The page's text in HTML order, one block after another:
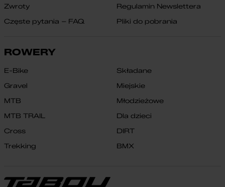
Zwroty
Częste pytania – FAQ
Regulamin Newslettera
Pliki do pobrania
ROWERY
E-Bike
Gravel
MTB
MTB TRAIL
Cross
Trekking
Składane
Miejskie
Młodzieżowe
Dla dzieci
DIRT
BMX